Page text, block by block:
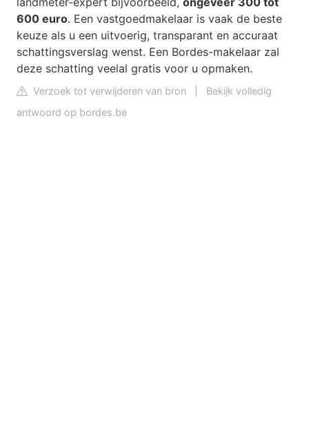
600 euro. Een vastgoedmakelaar is vaak de beste
keuze als u een uitvoerig, transparant en accuraat
schattingsverslag wenst. Een Bordes-makelaar zal
deze schatting veelal gratis voor u opmaken.
Verzoek tot verwijderen van bron
Bekijk volledig
antwoord op bordes.be